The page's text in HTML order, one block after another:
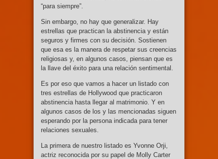
“para siempre”.
Sin embargo, no hay que generalizar. Hay
estrellas que practican la abstinencia y están
seguros y firmes con su decisión. Sostienen
que esa es la manera de respetar sus creencias
religiosas y, en algunos casos, piensan que es
la llave del éxito para una relación sentimental.
Es por eso que vamos a hacer un listado con
tres estrellas de Hollywood que practicaron
abstinencia hasta llegar al matrimonio. Y en
algunos casos de los y las mencionadas siguen
esperando por la persona indicada para tener
relaciones sexuales.
La primera de nuestro listado es Yvonne Orji,
actriz reconocida por su papel de Molly Carter